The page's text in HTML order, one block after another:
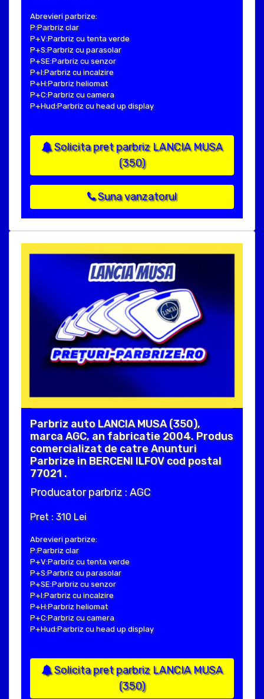
Abrevieri parbrize:
P:Parbriz clar
P+V:Parbriz cu tenta verde
P+S:Parbriz cu parasolar
P+SE:Parbriz cu senzor
P+I:Parbriz cu incalzire
P+H:Parbriz heliomat
P+C:Parbriz cu camera
P+Hud:Parbriz cu head up display
Solicita pret parbriz LANCIA MUSA
(350)
Suna vanzatorul
Parbriz auto LANCIA MUSA (350),
marca AGC, an fabricatie 2004. Produs
comercializat de catre Anunturi
Parbrize in BERCENI ILFOV cod postal
77021 .
Producator parbriz : AGC
Pret : 310 Lei
Abrevieri parbrize:
P:Parbriz clar
P+V:Parbriz cu tenta verde
P+S:Parbriz cu parasolar
P+SE:Parbriz cu senzor
P+I:Parbriz cu incalzire
P+H:Parbriz heliomat
P+C:Parbriz cu camera
P+Hud:Parbriz cu head up display
Solicita pret parbriz LANCIA MUSA
(350)